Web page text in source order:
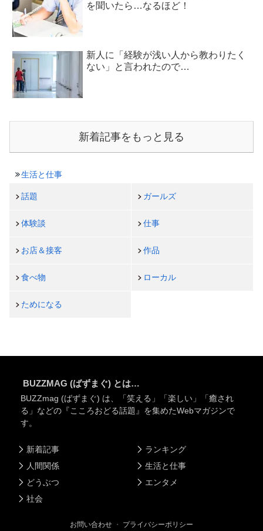
を聞いたら…なるほど！
新人に「経験が浅い人から教わりたく
ない」と言われたので…
新着記事をもっと見る
生活と仕事
話題 ガールズ
体験談 仕事
お店＆接客 作品
食べ物 ローカル
ためになる
BUZZMAG (ばずまぐ) とは…
BUZZmag (ばずまぐ) は、「笑える」「楽しい」「癒され
る」などの『こころおどる話題』を集めたWebマガジンで
す。
新着記事
人間関係
どうぶつ
社会
ランキング
生活と仕事
エンタメ
お問い合わせ ・ プライバシーポリシー